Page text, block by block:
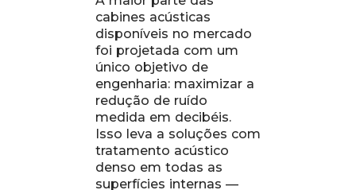
cabines acústicas
disponíveis no mercado
foi projetada com um
único objetivo de
engenharia: maximizar a
redução de ruído
medida em decibéis.
Isso leva a soluções com
tratamento acústico
denso em todas as
superfícies internas —